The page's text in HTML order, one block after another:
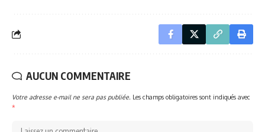
AUCUN COMMENTAIRE
Votre adresse e-mail ne sera pas publiée. Les champs obligatoires sont indiqués avec
*